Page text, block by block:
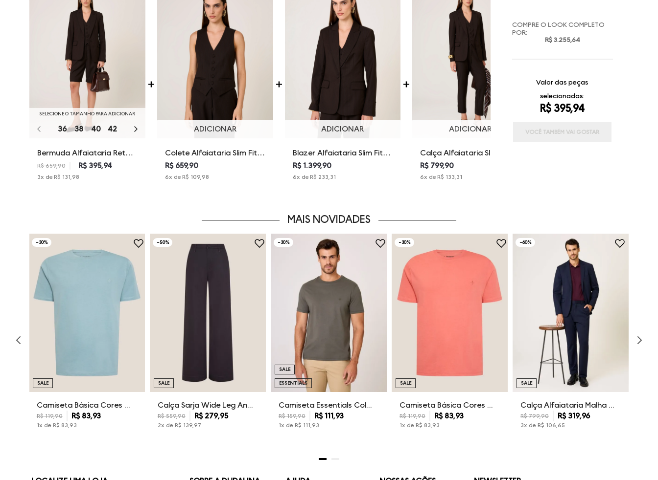
SELECIONE O TAMANHO PARA ADICIONAR
36 38 40 42 44
Bermuda Alfaiataria Reta
Alda Dudalina Feminina
R$ 659,90 R$ 395,94
3x de R$ 131,98
ADICIONAR
Colete Alfaiataria Slim Fit
Alda Dudalina Feminina
R$ 659,90
6x de R$ 109,98
ADICIONAR
Blazer Alfaiataria Slim Fit
Alda Dudalina Feminina
R$ 1.399,90
6x de R$ 233,31
ADICIONAR
Calça Alfaiataria Slim Fit
Alda Dudalina Feminina
R$ 799,90
6x de R$ 133,31
COMPRE O LOOK COMPLETO
POR:
R$ 3.255,64
Valor das peças
selecionadas:
R$ 395,94
VOCÊ TAMBÉM VAI GOSTAR
MAIS NOVIDADES
-30%
Camiseta Básica Cores Dudalina Masculina
R$ 119,90 R$ 83,93
1x de R$ 83 93
SALE
-50%
Calça Sarja Wide Leg Ana Dudalina Feminina
R$ 559,90 R$ 279,95
2x de R$ 139, 97
SALE
-30%
Camiseta Essentials Color Dudalina Masculina
R$ 159,90 R$111,93
1x de R$ 111 93
SALE
ESSENTIALS
-30%
Camiseta Básica Cores Dudalina Masculina
R$ 119,90 R$ 83,93
1x de R$ 83 93
SALE
-60%
Calça Alfaiataria Malha Dudalina Masculina
R$ 799,90 R$ 319,96
3x de R$ 106 65
SALE